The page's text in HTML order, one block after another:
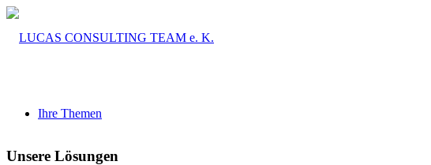
Ihre Themen
Unsere Lösungen